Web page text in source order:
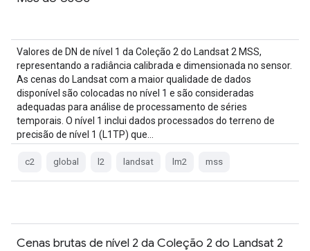
Valores de DN de nível 1 da Coleção 2 do Landsat 2 MSS,
representando a radiância calibrada e dimensionada no sensor.
As cenas do Landsat com a maior qualidade de dados
disponível são colocadas no nível 1 e são consideradas
adequadas para análise de processamento de séries
temporais. O nível 1 inclui dados processados do terreno de
precisão de nível 1 (L1TP) que…
c2 global l2 landsat lm2 mss
Cenas brutas de nível 2 da Coleção 2 do Landsat 2